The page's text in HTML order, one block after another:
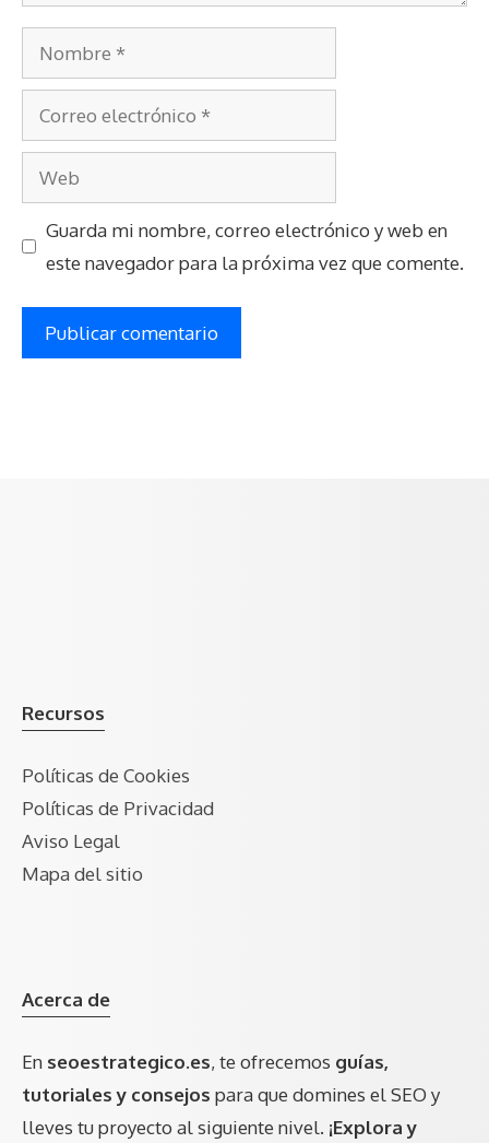
Nombre
Correo
electrónico
Web
Guarda mi nombre, correo electrónico y web en
este navegador para la próxima vez que comente.
Recursos
Políticas de Cookies
Políticas de Privacidad
Aviso Legal
Mapa del sitio
Acerca de
En seoestrategico.es, te ofrecemos guías,
tutoriales y consejos para que domines el SEO y
lleves tu proyecto al siguiente nivel. ¡Explora y